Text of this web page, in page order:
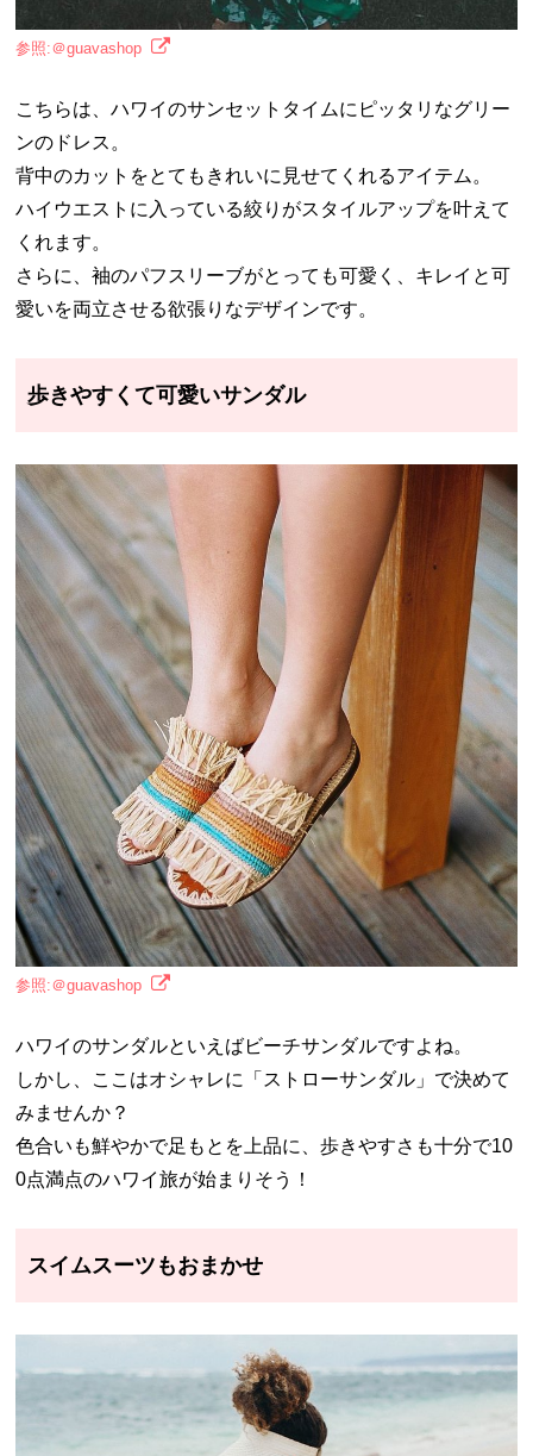
参照:＠guavashop
こちらは、ハワイのサンセットタイムにピッタリなグリー
ンのドレス。
背中のカットをとてもきれいに見せてくれるアイテム。
ハイウエストに入っている絞りがスタイルアップを叶えて
くれます。
さらに、袖のパフスリーブがとっても可愛く、キレイと可
愛いを両立させる欲張りなデザインです。
歩きやすくて可愛いサンダル
参照:＠guavashop
ハワイのサンダルといえばビーチサンダルですよね。
しかし、ここはオシャレに「ストローサンダル」で決めて
みませんか？
色合いも鮮やかで足もとを上品に、歩きやすさも十分で10
0点満点のハワイ旅が始まりそう！
スイムスーツもおまかせ